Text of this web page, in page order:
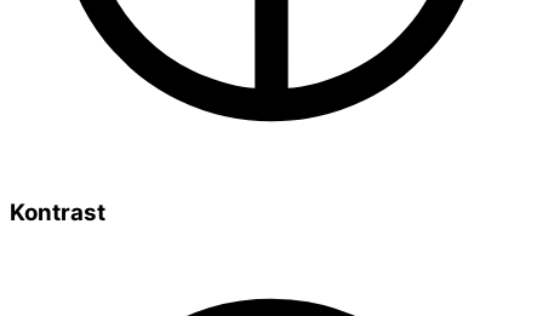
Kontrast